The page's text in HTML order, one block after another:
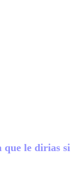
que le dirias si